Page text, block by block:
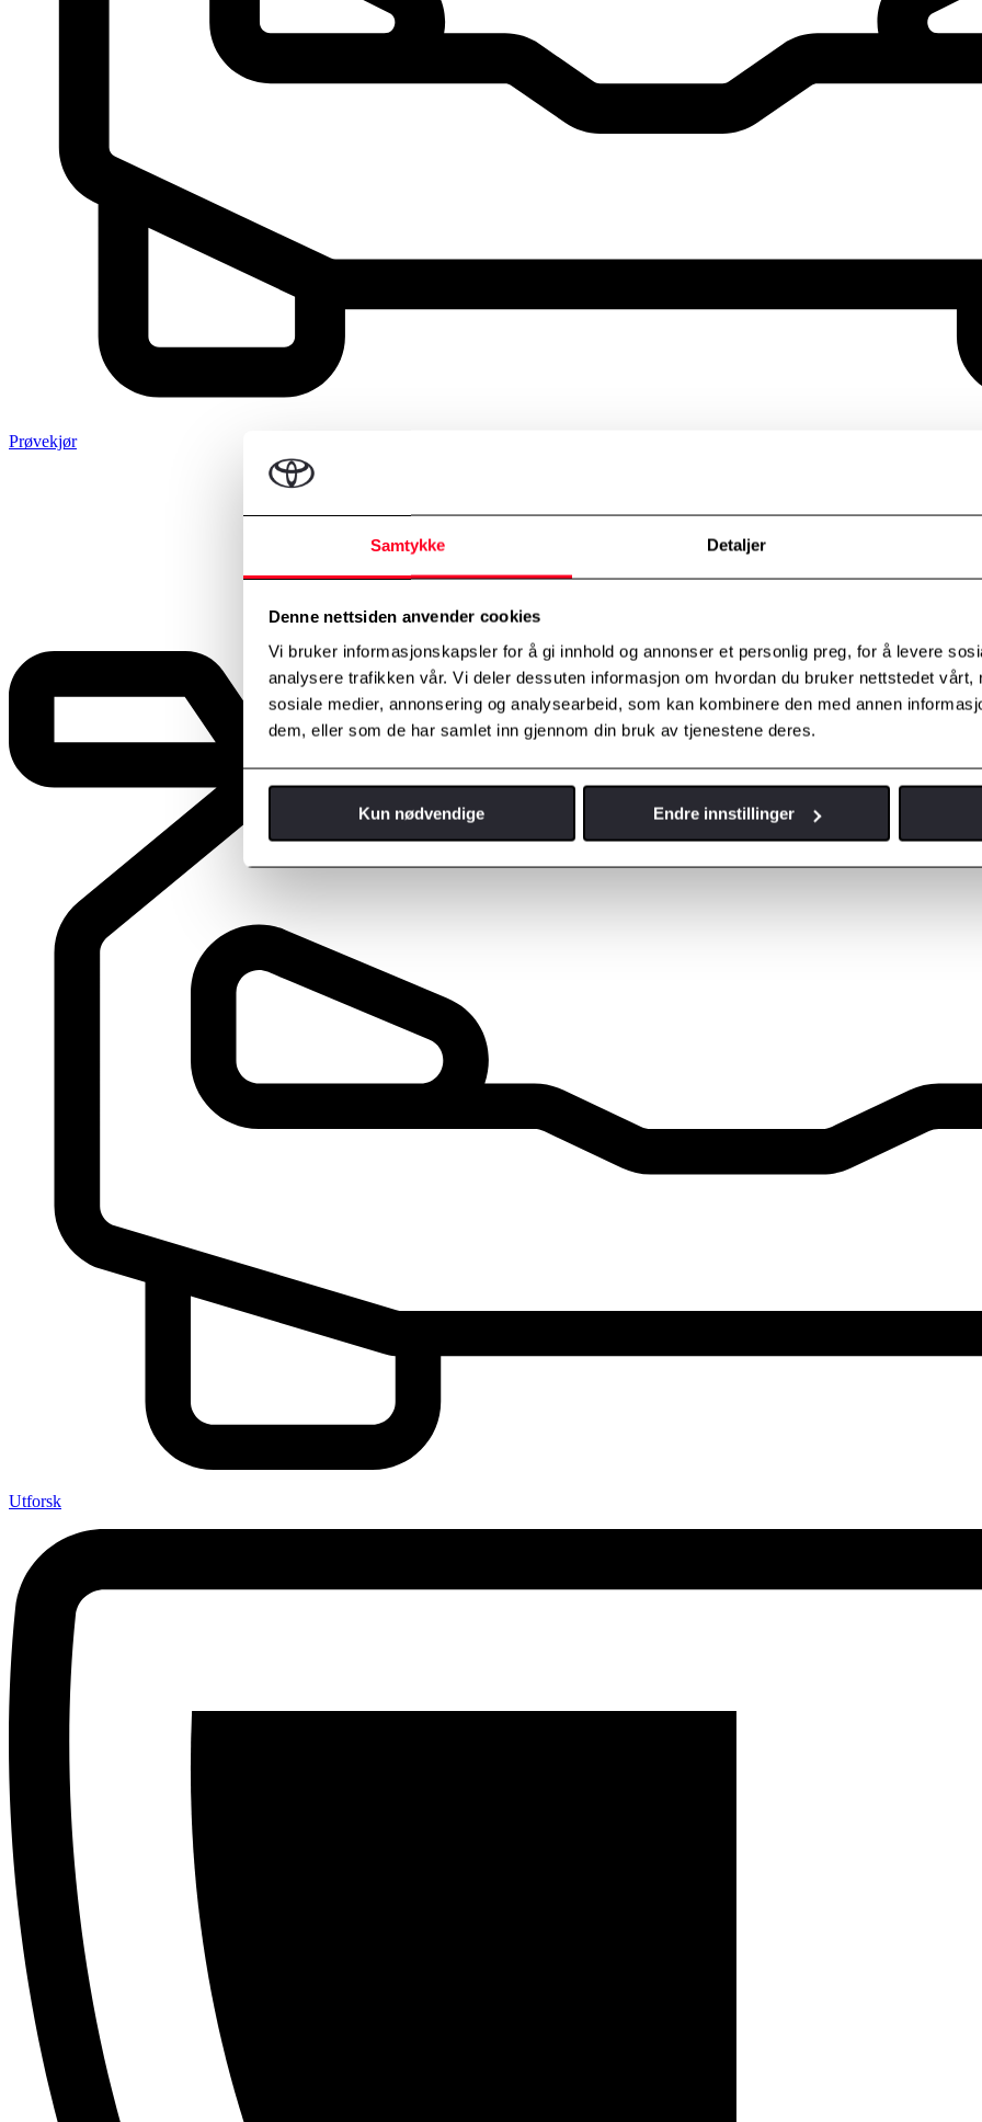
Samtykke Detaljer
Denne nettsiden anvender cookies
Vi bruker informasjonskapsler for å gi innhold og annonser et personlig preg, for å levere
analysere trafikken vår. Vi deler dessuten informasjon om hvordan du bruker nettstedet vårt,
sosiale medier, annonsering og analysearbeid, som kan kombinere den med annen
dem, eller som de har samlet inn gjennom din bruk av tjenestene deres.
Kun nødvendige Endre innstillinger
Prøvekjør
Utforsk